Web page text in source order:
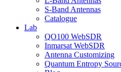
S-Band Antennas
Catalogue
Lab
QO100 WebSDR
Inmarsat WebSDR
Antenna Customizing
Quantum Entropy